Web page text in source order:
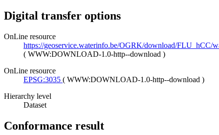
Digital transfer options
OnLine resource
https://geoservice.waterinfo.be/OGRK/download/FLU_hCC/
( WWW:DOWNLOAD-1.0-http--download )
OnLine resource
EPSG:3035 ( WWW:DOWNLOAD-1.0-http--download )
Hierarchy level
Dataset
Conformance result